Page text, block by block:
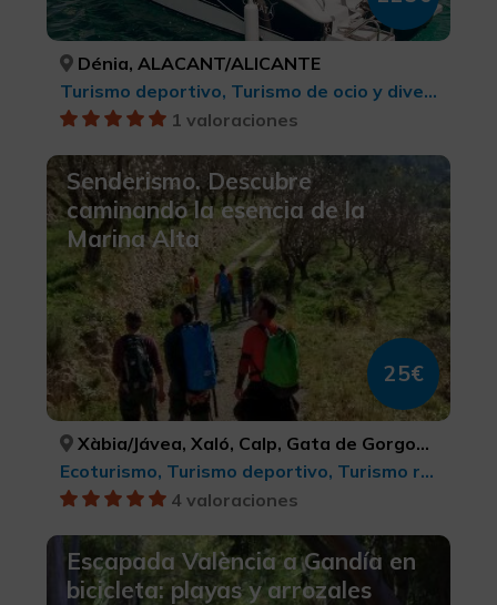
Dénia, ALACANT/ALICANTE
Turismo deportivo, Turismo de ocio y diversión
1 valoraciones
Senderismo. Descubre
caminando la esencia de la
Marina Alta
25€
Xàbia/Jávea, Xaló, Calp, Gata de Gorgos, Dénia, Pego, Poble Nou de Benitatxell, el/ Benitachell, ALACANT/ALICANTE, ALACANT/ALICANTE, ALACANT/ALICANTE, ALACANT/ALICANTE, ALACANT/ALICANTE, ALACANT/ALICANTE, ALACANT/ALICANTE
Ecoturismo, Turismo deportivo, Turismo rural y natural, Turismo activo-aventura, Observación de aves, Parques Naturales, Senderismo
4 valoraciones
Escapada València a Gandía en
bicicleta: playas y arrozales